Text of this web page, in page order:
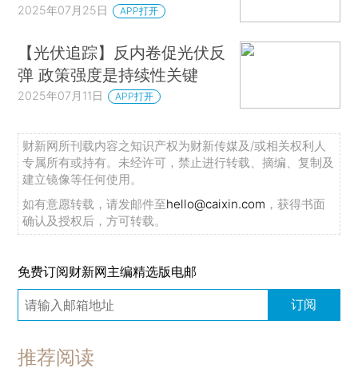
2025年07月25日 APP打开
【光伏追踪】反内卷促光伏反
弹 政策强度是持续性关键
2025年07月11日 APP打开
财新网所刊载内容之知识产权为财新传媒及/或相关权利人
专属所有或持有。未经许可，禁止进行转载、摘编、复制及
建立镜像等任何使用。
如有意愿转载，请发邮件至hello@caixin.com ，获得书面
确认及授权后，方可转载。
免费订阅财新网主编精选版电邮
订阅
推荐阅读